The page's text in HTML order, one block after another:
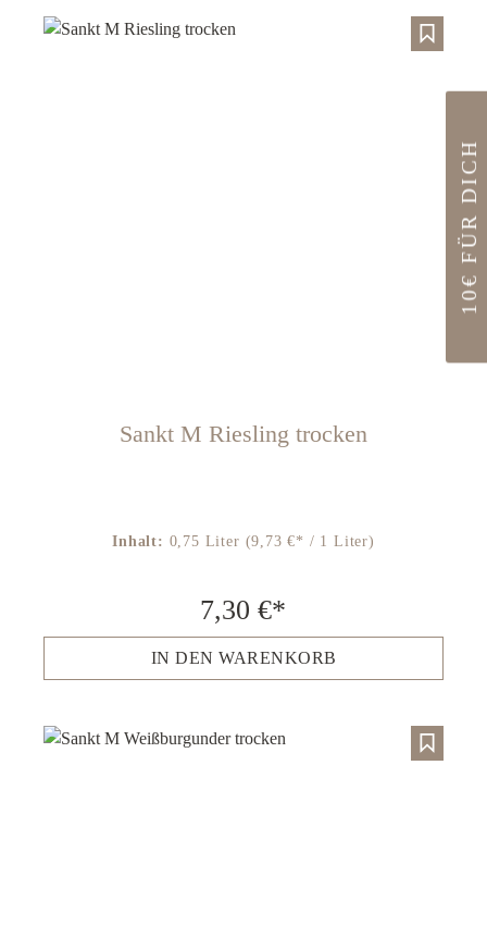
Sankt M Riesling trocken
Inhalt: 0,75 Liter (9,73 €* / 1 Liter)
7,30 €*
IN DEN WARENKORB
10€ FÜR DICH